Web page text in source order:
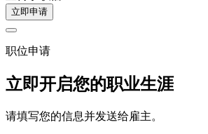
立即申请
职位申请
立即开启您的职业生涯
请填写您的信息并发送给雇主。